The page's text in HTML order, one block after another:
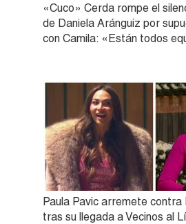
«Cuco» Cerda rompe el
de Daniela Aránguiz por
con Camila: «Están todos
Paula Pavic arremete contra
tras su llegada a Vecinos al